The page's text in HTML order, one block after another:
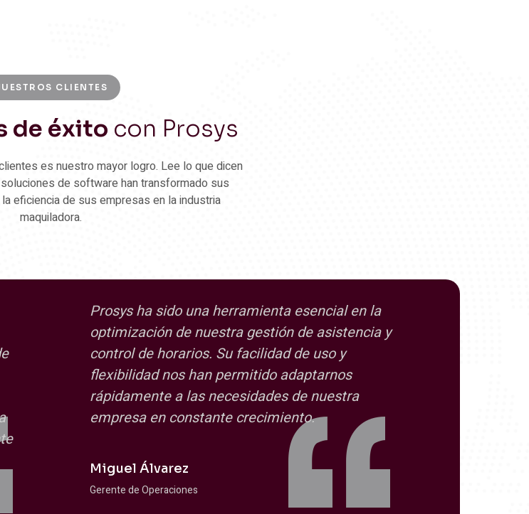
CLIENTES
de éxito con Prosys
es nuestro mayor logro. Lee lo que dicen
de software han transformado sus
eficiencia de sus empresas en la industria
maquiladora.
Prosys ha sido una herramienta esencial en la
optimización de nuestra gestión de asistencia y
control de horarios. Su facilidad de uso y
flexibilidad nos han permitido adaptarnos
rápidamente a las necesidades de nuestra
empresa en constante crecimiento.
Miguel Álvarez
Gerente de Operaciones